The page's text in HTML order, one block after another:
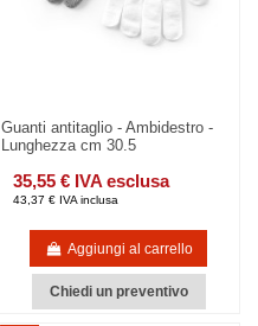
Guanti antitaglio - Ambidestro -
Lunghezza cm 30.5
35,55 € IVA esclusa
43,37 € IVA inclusa
Aggiungi al carrello
Chiedi un preventivo